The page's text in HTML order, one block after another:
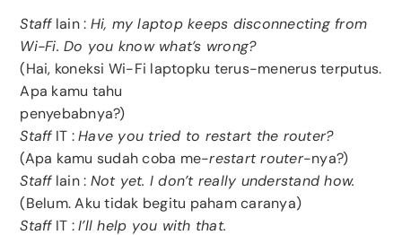
Stafflain : Hi, my laptop keeps disconnecting from
Wi-Fi. Do you know what’s wrong?
(Hai, koneksi Wi-Fi laptopku terus-menerus terputus.
Apa kamu tahu
penyebabnya?)
StaffIT :Have you tried to restart the router?
(Apa kamu sudah coba me-restart router-nya?)
Stafflain : Not yet. I don’t really understand how.
(Belum. Aku tidak begitu paham caranya)
StaffIT :I’ll help you with that.